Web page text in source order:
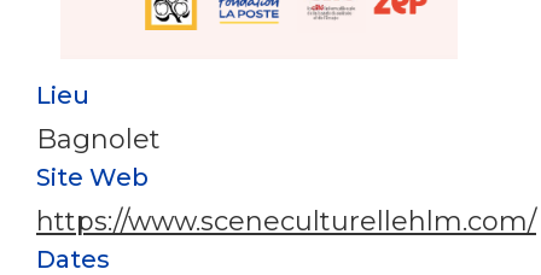
Lieu
Bagnolet
Site Web
https://www.sceneculturellehlm.com/
Dates